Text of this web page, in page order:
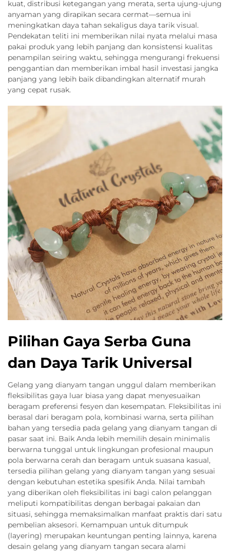
kuat, distribusi ketegangan yang merata, serta ujung-ujung
anyaman yang dirapikan secara cermat—semua ini
meningkatkan daya tahan sekaligus daya tarik visual.
Pendekatan teliti ini memberikan nilai nyata melalui masa
pakai produk yang lebih panjang dan konsistensi kualitas
penampilan seiring waktu, sehingga mengurangi frekuensi
penggantian dan memberikan imbal hasil investasi jangka
panjang yang lebih baik dibandingkan alternatif murah
yang cepat rusak.
Pilihan Gaya Serba Guna
dan Daya Tarik Universal
Gelang yang dianyam tangan unggul dalam memberikan
fleksibilitas gaya luar biasa yang dapat menyesuaikan
beragam preferensi fesyen dan kesempatan. Fleksibilitas ini
berasal dari beragam pola, kombinasi warna, serta pilihan
bahan yang tersedia pada gelang yang dianyam tangan di
pasar saat ini. Baik Anda lebih memilih desain minimalis
berwarna tunggal untuk lingkungan profesional maupun
pola berwarna cerah dan beragam untuk suasana kasual,
tersedia pilihan gelang yang dianyam tangan yang sesuai
dengan kebutuhan estetika spesifik Anda. Nilai tambah
yang diberikan oleh fleksibilitas ini bagi calon pelanggan
meliputi kompatibilitas dengan berbagai pakaian dan
situasi, sehingga memaksimalkan manfaat praktis dari satu
pembelian aksesori. Kemampuan untuk ditumpuk
(layering) merupakan keuntungan penting lainnya, karena
desain gelang yang dianyam tangan secara alami